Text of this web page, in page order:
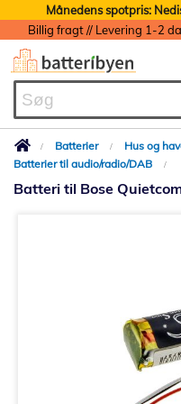
Månedens spotpris:
Batterier
Hus og
Batterier til audio/radio/DAB
Batteri til Bose